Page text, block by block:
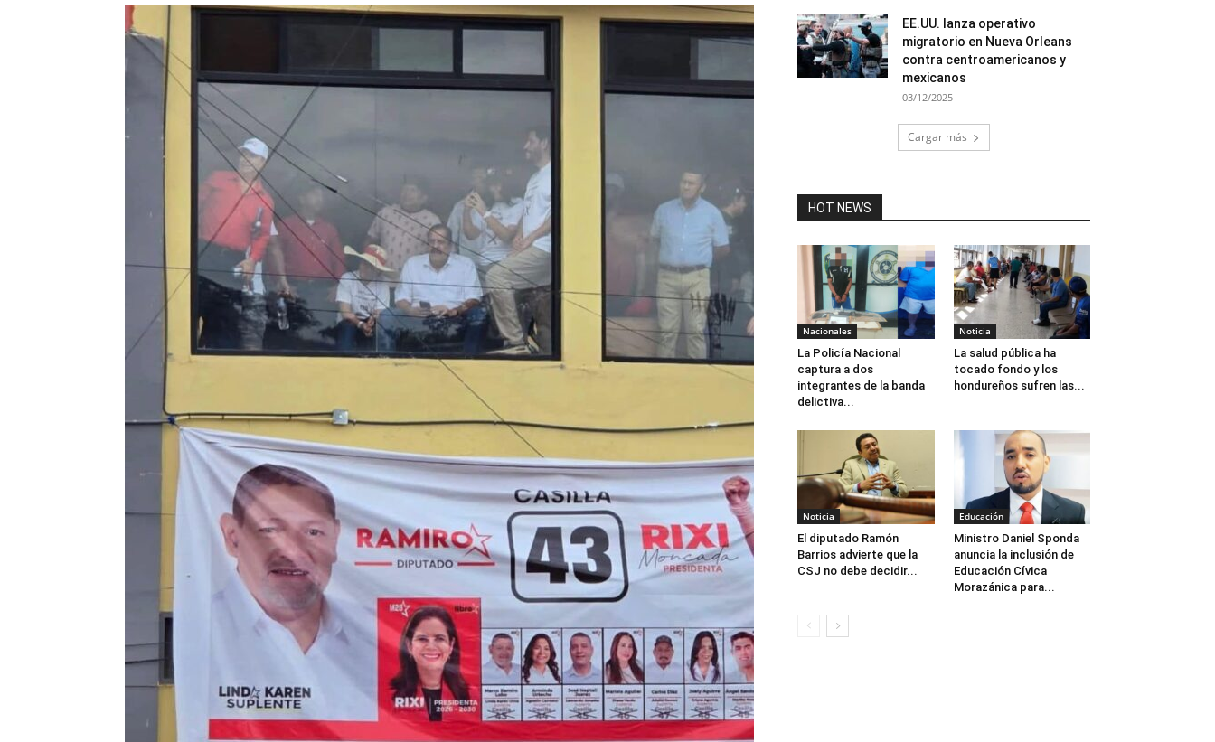
EE.UU. lanza operativo
migratorio en Nueva Orleans
contra centroamericanos y
mexicanos
03/12/2025
Cargar más
HOT NEWS
Nacionales
La Policía Nacional
captura a dos
integrantes de la banda
delictiva...
Noticia
La salud pública ha
tocado fondo y los
hondureños sufren las...
Noticia
El diputado Ramón
Barrios advierte que la
CSJ no debe decidir...
Educación
Ministro Daniel Sponda
anuncia la inclusión de
Educación Cívica
Morazánica para...